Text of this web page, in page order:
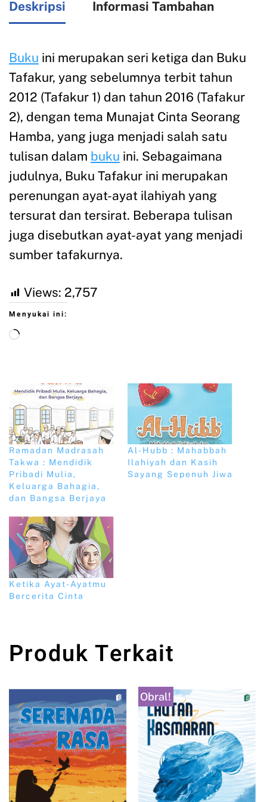
Deskripsi Informasi Tambahan
Buku ini merupakan seri ketiga dan Buku
Tafakur, yang sebelumnya terbit tahun
2012 (Tafakur 1) dan tahun 2016 (Tafakur
2), dengan tema Munajat Cinta Seorang
Hamba, yang juga menjadi salah satu
tulisan dalam buku ini. Sebagaimana
judulnya, Buku Tafakur ini merupakan
perenungan ayat-ayat ilahiyah yang
tersurat dan tersirat. Beberapa tulisan
juga disebutkan ayat-ayat yang menjadi
sumber tafakurnya.
Views: 2,757
Menyukai ini:
Ramadan Madrasah
Takwa : Mendidik
Pribadi Mulia,
Keluarga Bahagia,
dan Bangsa Berjaya
Al-Hubb : Mahabbah
Ilahiyah dan Kasih
Sayang Sepenuh Jiwa
Ketika Ayat-Ayatmu
Bercerita Cinta
Produk Terkait
Obral!